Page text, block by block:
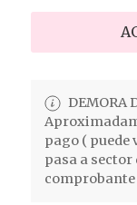
DEMORA
pago ( puede
pasa a sector
comprobante